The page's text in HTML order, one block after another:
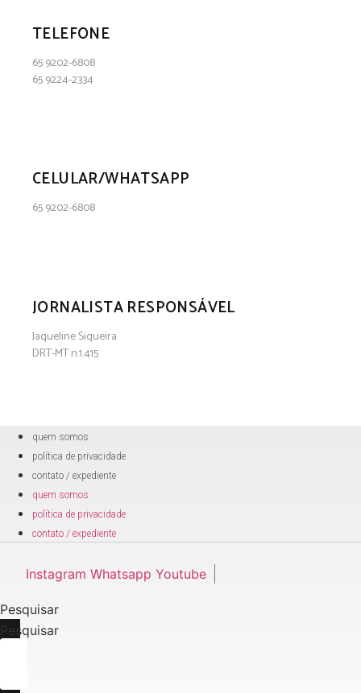
TELEFONE
65 9202-6808
65 9224-2334
CELULAR/WHATSAPP
65 9202-6808
JORNALISTA RESPONSÁVEL
Jaqueline Siqueira
DRT-MT n.1.415
quem somos
política de privacidade
contato / expediente
quem somos
política de privacidade
contato / expediente
Instagram Whatsapp Youtube
Pesquisar
Pesquisar